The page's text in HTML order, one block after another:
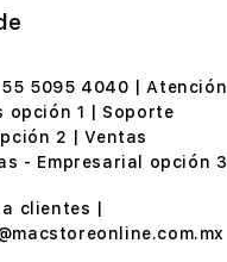
5095 4040 | Atención
opción 1 | Soporte
2 | Ventas
- Empresarial opción 3
clientes |